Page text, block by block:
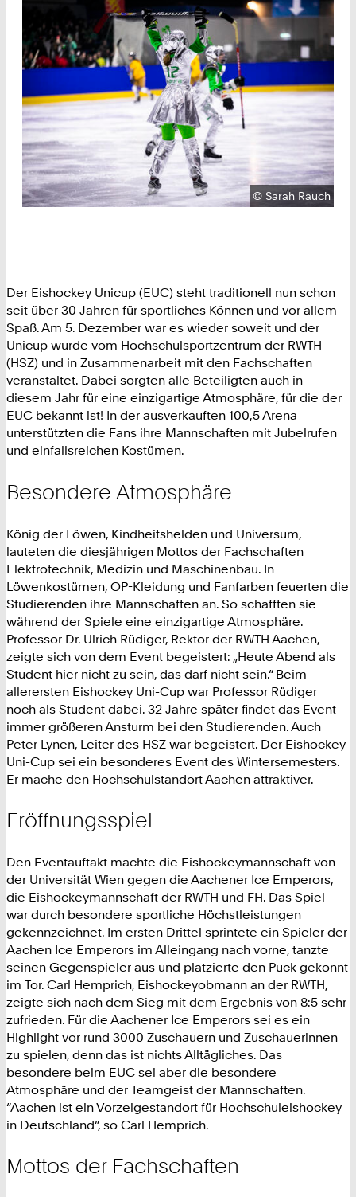
Urheberrecht:
©Sarah Rauch
Der Eishockey Unicup (EUC) steht traditionell nun schon
seit über 30 Jahren für sportliches Können und vor allem
Spaß. Am 5. Dezember war es wieder soweit und der
Unicup wurde vom Hochschulsportzentrum der RWTH
(HSZ) und in Zusammenarbeit mit den Fachschaften
veranstaltet. Dabei sorgten alle Beteiligten auch in
diesem Jahr für eine einzigartige Atmosphäre, für die der
EUC bekannt ist! In der ausverkauften 100,5 Arena
unterstützten die Fans ihre Mannschaften mit Jubelrufen
und einfallsreichen Kostümen.
Besondere Atmosphäre
König der Löwen, Kindheitshelden und Universum,
lauteten die diesjährigen Mottos der Fachschaften
Elektrotechnik, Medizin und Maschinenbau. In
Löwenkostümen, OP-Kleidung und Fanfarben feuerten die
Studierenden ihre Mannschaften an. So schafften sie
während der Spiele eine einzigartige Atmosphäre.
Professor Dr. Ulrich Rüdiger, Rektor der RWTH Aachen,
zeigte sich von dem Event begeistert: „Heute Abend als
Student hier nicht zu sein, das darf nicht sein.“ Beim
allerersten Eishockey Uni-Cup war Professor Rüdiger
noch als Student dabei. 32 Jahre später findet das Event
immer größeren Ansturm bei den Studierenden. Auch
Peter Lynen, Leiter des HSZ war begeistert. Der Eishockey
Uni-Cup sei ein besonderes Event des Wintersemesters.
Er mache den Hochschulstandort Aachen attraktiver.
Eröffnungsspiel
Den Eventauftakt machte die Eishockeymannschaft von
der Universität Wien gegen die Aachener Ice Emperors,
die Eishockeymannschaft der RWTH und FH. Das Spiel
war durch besondere sportliche Höchstleistungen
gekennzeichnet. Im ersten Drittel sprintete ein Spieler der
Aachen Ice Emperors im Alleingang nach vorne, tanzte
seinen Gegenspieler aus und platzierte den Puck gekonnt
im Tor. Carl Hemprich, Eishockeyobmann an der RWTH,
zeigte sich nach dem Sieg mit dem Ergebnis von 8:5 sehr
zufrieden. Für die Aachener Ice Emperors sei es ein
Highlight vor rund 3000 Zuschauern und Zuschauerinnen
zu spielen, denn das ist nichts Alltägliches. Das
besondere beim EUC sei aber die besondere
Atmosphäre und der Teamgeist der Mannschaften.
“Aachen ist ein Vorzeigestandort für Hochschuleishockey
in Deutschland”, so Carl Hemprich.
Mottos der Fachschaften